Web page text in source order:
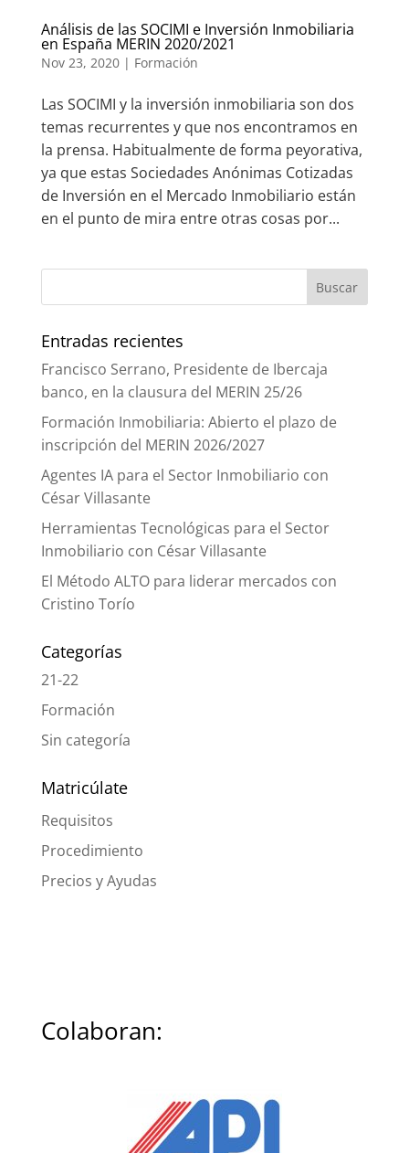
Análisis de las SOCIMI e Inversión Inmobiliaria
en España MERIN 2020/2021
Nov 23, 2020| Formación
Las SOCIMI y la inversión inmobiliaria son dos
temas recurrentes y que nos encontramos en
la prensa. Habitualmente de forma peyorativa,
ya que estas Sociedades Anónimas Cotizadas
de Inversión en el Mercado Inmobiliario están
en el punto de mira entre otras cosas por...
Entradas recientes
Francisco Serrano, Presidente de Ibercaja
banco, en la clausura del MERIN 25/26
Formación Inmobiliaria: Abierto el plazo de
inscripción del MERIN 2026/2027
Agentes IA para el Sector Inmobiliario con
César Villasante
Herramientas Tecnológicas para el Sector
Inmobiliario con César Villasante
El Método ALTO para liderar mercados con
Cristino Torío
Categorías
21-22
Formación
Sin categoría
Matricúlate
Requisitos
Procedimiento
Precios y Ayudas
Colaboran: